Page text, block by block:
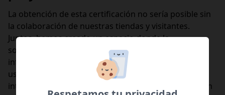
La obtención de esta certificación no sería posible sin
la colaboración de nuestras tiendas y visitantes.
Juntos, hemos creado un espacio donde la
sostenibilidad está presente en cada detalle: en la
infraestructura, en el consumo responsable y en el
uso de energías limpias. Nos hemos esforzado por
integrar prácticas que promuevan una mejor relación